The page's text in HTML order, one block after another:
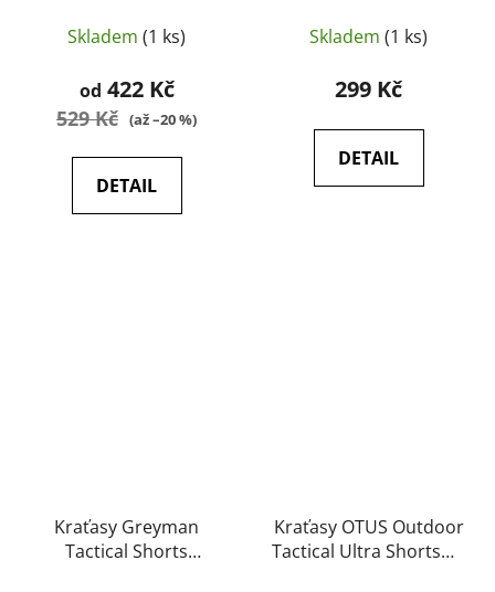
Skladem (1 ks)
od 422 Kč
529 Kč (až –20 %)
DETAIL
Skladem (1 ks)
299 Kč
DETAIL
Kraťasy Greyman
Tactical Shorts
Kraťasy OTUS Outdoor
Tactical Ultra Shorts® -